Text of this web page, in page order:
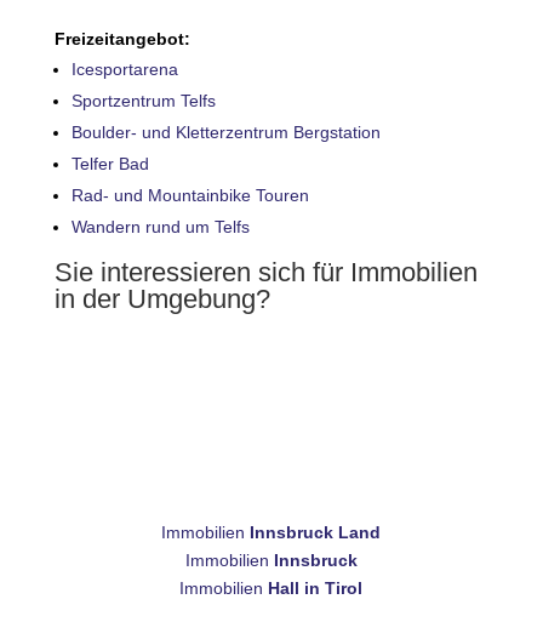
Freizeitangebot:
Icesportarena
Sportzentrum Telfs
Boulder- und Kletterzentrum Bergstation
Telfer Bad
Rad- und Mountainbike Touren
Wandern rund um Telfs
Sie interessieren sich für Immobilien
in der Umgebung?
Immobilien Innsbruck Land
Immobilien Innsbruck
Immobilien Hall in Tirol